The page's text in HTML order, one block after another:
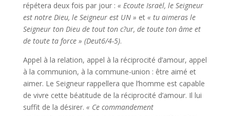
répétera deux fois par jour : « Ecoute Israël, le Seigneur
est notre Dieu, le Seigneur est UN » et « tu aimeras le
Seigneur ton Dieu de tout ton c?ur, de toute ton âme et
de toute ta force » (Deut6/4-5).
Appel à la relation, appel à la réciprocité d’amour, appel
à la communion, à la commune-union : être aimé et
aimer. Le Seigneur rappellera que l’homme est capable
de vivre cette béatitude de la réciprocité d’amour. Il lui
suffit de la désirer. « Ce commandement